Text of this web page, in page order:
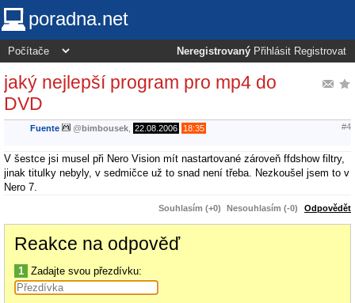
poradna.net
Neregistrovaný Přihlásit Registrovat
jaký nejlepší program pro mp4 do
DVD
Fuente @bimbousek 22.08.2006 18:35 #4
V šestce jsi musel při Nero Vision mít nastartované zároveň ffdshow filtry,
jinak titulky nebyly, v sedmičce už to snad není třeba. Nezkoušel jsem to v
Nero 7.
Souhlasím (+0) Nesouhlasím (-0) Odpovědět
Reakce na odpověď
1 Zadajte svou přezdívku: